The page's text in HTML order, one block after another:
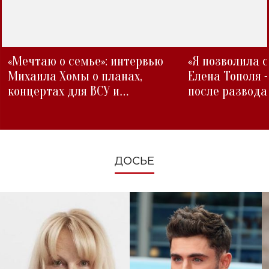
«Мечтаю о семье»: интервью
Михаила Хомы о планах,
концертах для ВСУ и
«Я позволила
Елена Тополя
после развода
ДОСЬЕ